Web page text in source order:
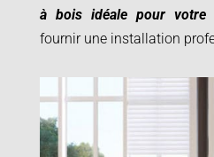
à bois idéale pour votre
fournir une installation